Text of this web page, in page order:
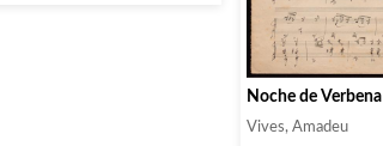
Noche de Verbena
Vives, Amadeu